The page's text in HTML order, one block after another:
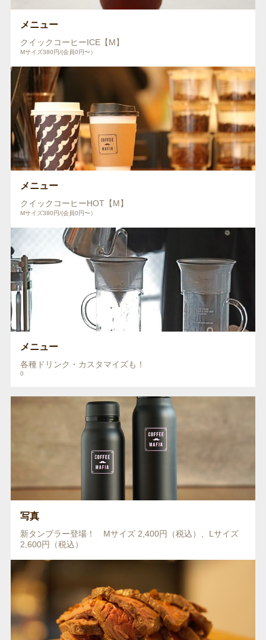
メニュー
クイックコーヒーICE【M】
Mサイズ380円/(会員0円〜）
メニュー
クイックコーヒーHOT【M】
Mサイズ380円/(会員0円〜）
メニュー
各種ドリンク・カスタマイズも！
0
写真
新タンブラー登場！ Mサイズ 2,400円（税込）、Lサイズ
2,600円（税込）